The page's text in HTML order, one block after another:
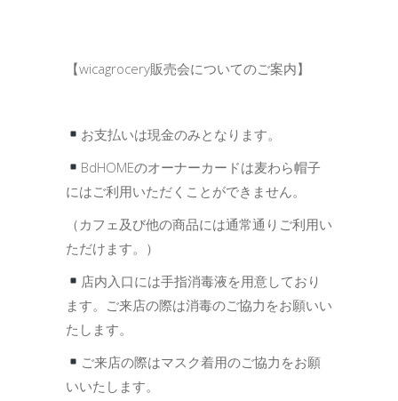
【wicagrocery販売会についてのご案内】
お支払いは現金のみとなります。
BdHOMEのオーナーカードは麦わら帽子
にはご利用いただくことができません。
（カフェ及び他の商品には通常通りご利用い
ただけます。）
店内入口には手指消毒液を用意しており
ます。ご来店の際は消毒のご協力をお願いい
たします。
ご来店の際はマスク着用のご協力をお願
いいたします。